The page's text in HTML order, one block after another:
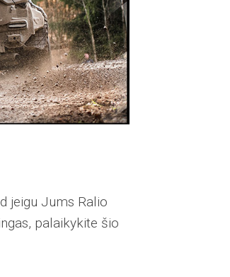
jeigu Jums Ralio
palaikykite šio